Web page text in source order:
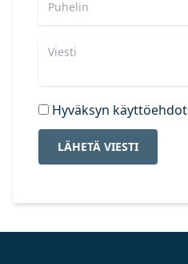
Hyväksyn käyttöehdot
LÄHETÄ VIESTI